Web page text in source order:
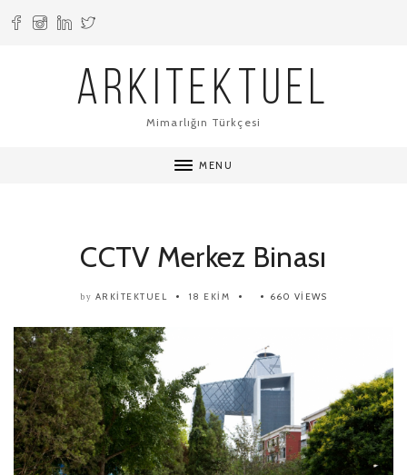
ARKITEKTUEL
Mimarlığın Türkçesi
MENU
CCTV Merkez Binası
by ARKITEKTUEL 18 EKIM 660 VIEWS